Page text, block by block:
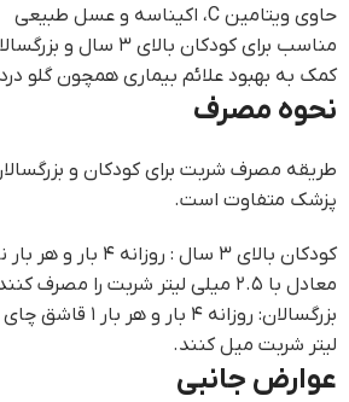
حاوی ویتامین C، اکیناسه و عسل طبیعی
مناسب برای کودکان بالای ۳ سال و بزرگسالان
کمک به بهبود علائم بیماری همچون گلو
نحوه مصرف
طریقه مصرف شربت برای کودکان و
پزشک متفاوت است.
کودکان بالای ۳ سال :
معادل با ۲.۵ میلی لیتر شربت را مصرف کنند.
لیتر شربت میل کنند.
عوارض جانبی